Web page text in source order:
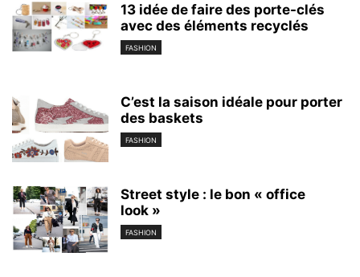
13 idée de faire des porte-clés
avec des éléments recyclés
FASHION
C’est la saison idéale pour porter
des baskets
FASHION
Street style : le bon « office
look »
FASHION